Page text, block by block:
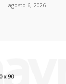
agosto 6, 2026